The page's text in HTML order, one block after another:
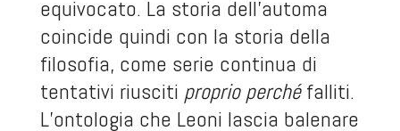
equivocato. La storia dell’automa
coincide quindi con la storia della
filosofia, come serie continua di
tentativi riusciti proprio perchéfalliti.
L’ontologia che Leoni lascia balenare